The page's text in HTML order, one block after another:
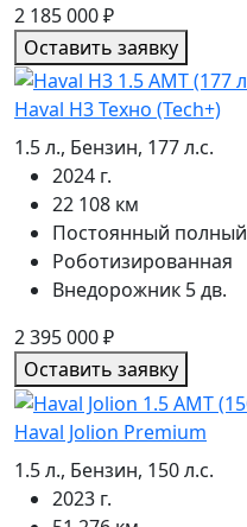
2 185 000₽
Оставить заявку
Haval H3 Техно (Tech+)
1.5 л., Бензин, 177 л.с.
2024 г.
22 108 км
Постоянный полный
Роботизированная
Внедорожник 5 дв.
2 395 000₽
Оставить заявку
Haval Jolion Premium
1.5 л., Бензин, 150 л.с.
2023 г.